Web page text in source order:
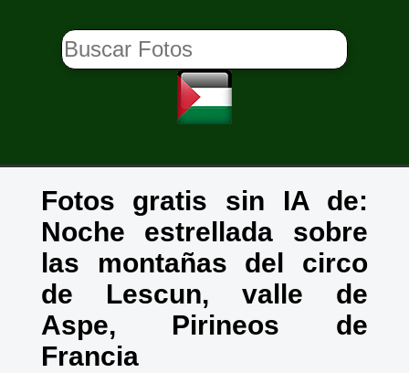
Fotos gratis sin IA de:
Noche estrellada sobre
las montañas del circo
de Lescun, valle de
Aspe, Pirineos de
Francia